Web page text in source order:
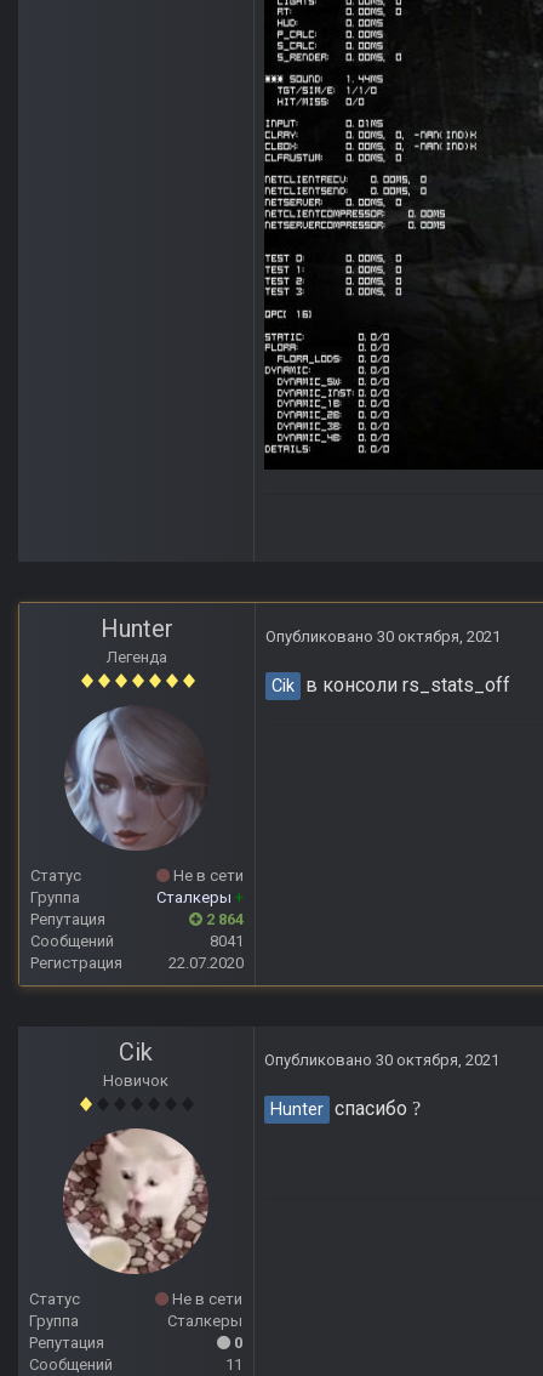
Hunter
Легенда
Статус
Не в сети
Группа
Сталкеры +
Репутация
2 864
Сообщений
8041
Регистрация
22.07.2020
Опубликовано 30 октября, 2021
Cik в консоли rs_stats_off
Cik
Новичок
Статус
Не в сети
Группа
Сталкеры
Репутация
0
Сообщений
11
Опубликовано 30 октября, 2021
Hunter спасибо ?